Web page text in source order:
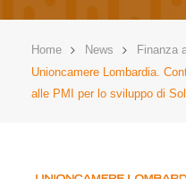
Home News
Finanza
Unioncamere Lombardia.
alle PMI per lo sviluppo di